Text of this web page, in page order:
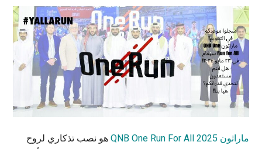
ماراثون QNB One Run For All 2025
هو نصب تذكاري لروح